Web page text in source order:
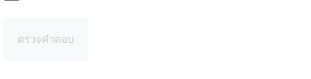
ตรวจคำตอบ